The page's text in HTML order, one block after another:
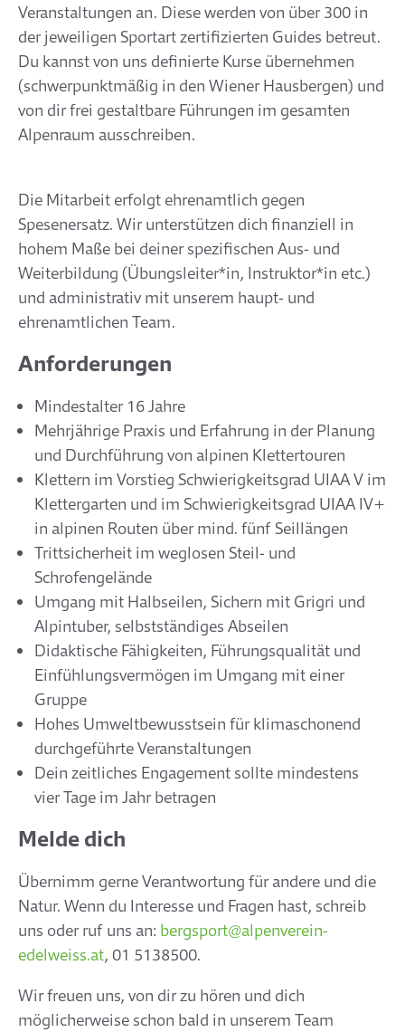
Veranstaltungen an. Diese werden von über 300 in
der jeweiligen Sportart zertifizierten Guides betreut.
Du kannst von uns definierte Kurse übernehmen
(schwerpunktmäßig in den Wiener Hausbergen) und
von dir frei gestaltbare Führungen im gesamten
Alpenraum ausschreiben.
Die Mitarbeit erfolgt ehrenamtlich gegen
Spesenersatz. Wir unterstützen dich finanziell in
hohem Maße bei deiner spezifischen Aus- und
Weiterbildung (Übungsleiter*in, Instruktor*in etc.)
und administrativ mit unserem haupt- und
ehrenamtlichen Team.
Anforderungen
Mindestalter 16 Jahre
Mehrjährige Praxis und Erfahrung in der Planung
und Durchführung von alpinen Klettertouren
Klettern im Vorstieg Schwierigkeitsgrad UIAA V im
Klettergarten und im Schwierigkeitsgrad UIAA IV+
in alpinen Routen über mind. fünf Seillängen
Trittsicherheit im weglosen Steil- und
Schrofengelände
Umgang mit Halbseilen, Sichern mit Grigri und
Alpintuber, selbstständiges Abseilen
Didaktische Fähigkeiten, Führungsqualität und
Einfühlungsvermögen im Umgang mit einer
Gruppe
Hohes Umweltbewusstsein für klimaschonend
durchgeführte Veranstaltungen
Dein zeitliches Engagement sollte mindestens
vier Tage im Jahr betragen
Melde dich
Übernimm gerne Verantwortung für andere und die
Natur. Wenn du Interesse und Fragen hast, schreib
uns oder ruf uns an: bergsport@alpenverein-
edelweiss.at, 01 5138500.
Wir freuen uns, von dir zu hören und dich
möglicherweise schon bald in unserem Team